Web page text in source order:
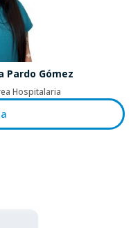
Pardo Gómez
Hospitalaria